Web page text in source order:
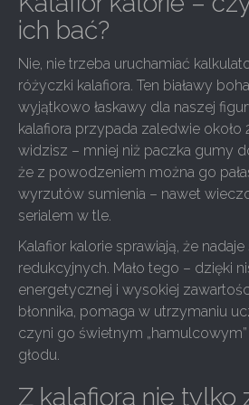
ich bać?
Nie, nie trzeba uruchamiać
różyczki kalafiora. Ten białawy
wyjątkowo łaskawy dla naszej
kalafiora przypada zaledwie około
widzisz – mniej niż paczka gumy
że z powodzeniem można go
wyrzutów sumienia – nawet
serialem w tle.
Kalafior kalorie sprawiają, że
redukcyjnych. Mało tego – dzięki
energetycznej i wysokiej
błonnika, pomaga w utrzymaniu
czyni go świetnym
głodu.
Z kalafiora nie tylko